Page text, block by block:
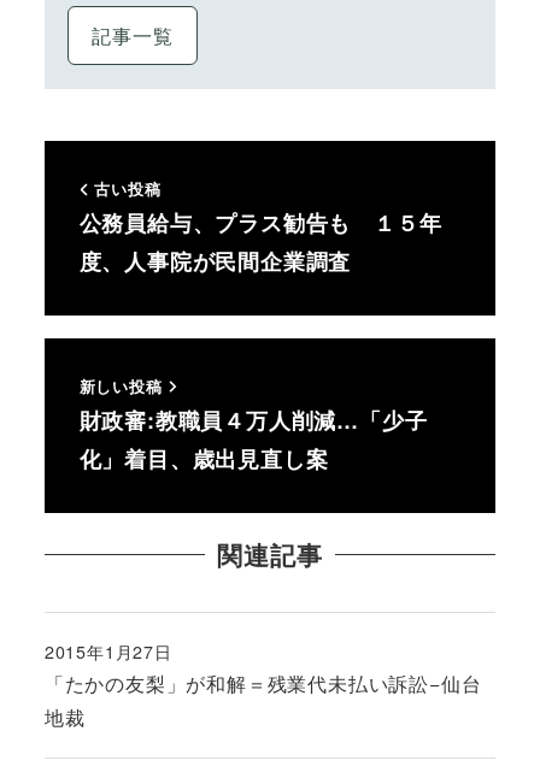
記事一覧
古い投稿
公務員給与、プラス勧告も １５年
度、人事院が民間企業調査
新しい投稿
財政審:教職員４万人削減…「少子
化」着目、歳出見直し案
関連記事
「たかの友梨」が和解＝残業代未払い訴訟−仙台
地裁
投稿日
2015年1月27日